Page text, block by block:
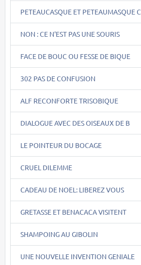
PETEAUCASQUE ET PETEAUMASQUE C
NON : CE N'EST PAS UNE SOURIS
FACE DE BOUC OU FESSE DE BIQUE
302 PAS DE CONFUSION
ALF RECONFORTE TRISOBIQUE
DIALOGUE AVEC DES OISEAUX DE B
LE POINTEUR DU BOCAGE
CRUEL DILEMME
CADEAU DE NOEL: LIBEREZ VOUS
GRETASSE ET BENACACA VISITENT
SHAMPOING AU GIBOLIN
UNE NOUVELLE INVENTION GENIALE